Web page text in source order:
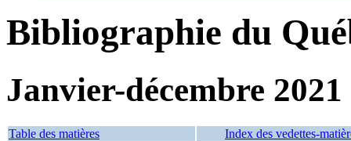
Bibliographie du
Janvier-décembre 2021
Table des matières Index des vedettes-